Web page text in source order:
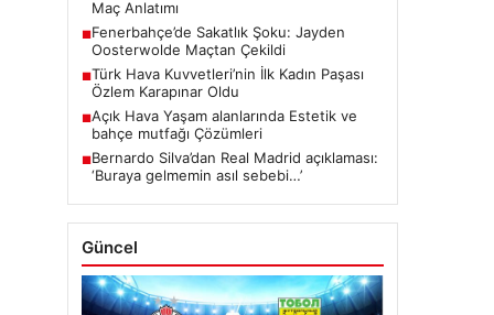
Maç Anlatımı
■Fenerbahçe’de Sakatlık Şoku: Jayden
Oosterwolde Maçtan Çekildi
■Türk Hava Kuvvetleri’nin İlk Kadın Paşası
Özlem Karapınar Oldu
■Açık Hava Yaşam alanlarında Estetik ve
bahçe mutfağı Çözümleri
■Bernardo Silva’dan Real Madrid açıklaması:
‘Buraya gelmemin asıl sebebi…’
Güncel